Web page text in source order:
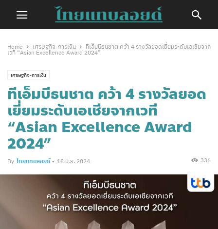
Home เศรษฐกิจ-การเงิน
ทีเอ็มบีธนชาต คว้า 4 รางวัลยอดเยี่ยมระดับเอเชียจาก
เวที “Asian Excellence Award 2024”
เศรษฐกิจ-การเงิน
ทีเอ็มบีธนชาต คว้า 4 รางวัลยอด
เยี่ยมระดับเอเชียจากเวที
“Asian Excellence Award
2024”
By ไทยแทบลอยด์ - 18 มิ.ย. 2024 336